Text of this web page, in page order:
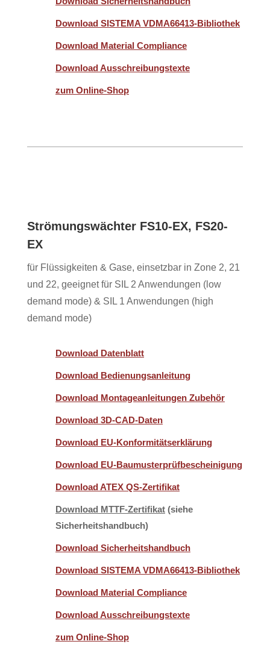
Download SISTEMA VDMA66413-Bibliothek
Download Material Compliance
Download Ausschreibungstexte
zum Online-Shop
Strömungswächter FS10-EX, FS20-
EX
für Flüssigkeiten & Gase, einsetzbar in Zone 2, 21
und 22, geeignet für SIL 2 Anwendungen (low
demand mode) & SIL 1 Anwendungen (high
demand mode)
Download Datenblatt
Download Bedienungsanleitung
Download Montageanleitungen Zubehör
Download 3D-CAD-Daten
Download EU-Konformitätserklärung
Download EU-Baumusterprüfbescheinigung
Download ATEX QS-Zertifikat
Download MTTF-Zertifikat(siehe
Sicherheitshandbuch)
Download Sicherheitshandbuch
Download SISTEMA VDMA66413-Bibliothek
Download Material Compliance
Download Ausschreibungstexte
zum Online-Shop